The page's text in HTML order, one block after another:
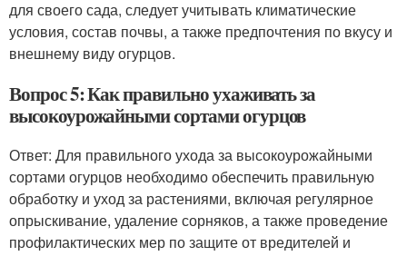
для своего сада, следует учитывать климатические
условия, состав почвы, а также предпочтения по вкусу и
внешнему виду огурцов.
Вопрос 5: Как правильно ухаживать за
высокоурожайными сортами огурцов
Ответ: Для правильного ухода за высокоурожайными
сортами огурцов необходимо обеспечить правильную
обработку и уход за растениями, включая регулярное
опрыскивание, удаление сорняков, а также проведение
профилактических мер по защите от вредителей и